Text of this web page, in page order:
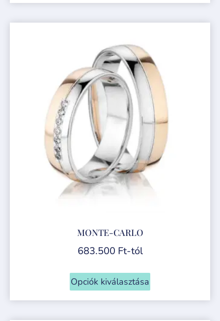
MONTE-CARLO
683.500 Ft-tól
Opciók kiválasztása